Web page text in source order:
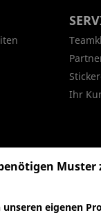
Ihr
unseren eigenen